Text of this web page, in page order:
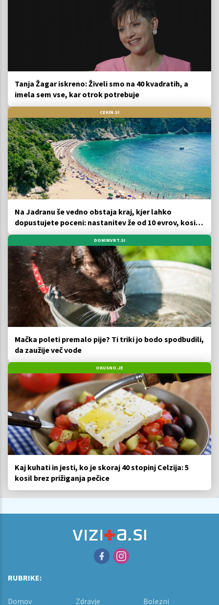
Tanja Žagar iskreno: Živeli smo na 40 kvadratih, a
imela sem vse, kar otrok potrebuje
CEKIN.SI
Na Jadranu še vedno obstaja kraj, kjer lahko
dopustujete poceni: nastanitev že od 10 evrov, kosilo
za pet evrov
DOMINVRT.SI
Mačka poleti premalo pije? Ti triki jo bodo spodbudili,
da zaužije več vode
OKUSNO.JE
Kaj kuhati in jesti, ko je skoraj 40 stopinj Celzija: 5
kosil brez prižiganja pečice
RUBRIKE:
Domov Zdravje Bolezni